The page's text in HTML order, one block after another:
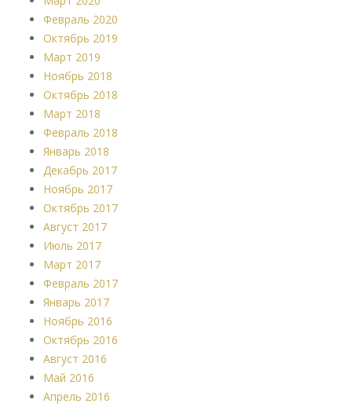
Февраль 2020
Октябрь 2019
Март 2019
Ноябрь 2018
Октябрь 2018
Март 2018
Февраль 2018
Январь 2018
Декабрь 2017
Ноябрь 2017
Октябрь 2017
Август 2017
Июль 2017
Март 2017
Февраль 2017
Январь 2017
Ноябрь 2016
Октябрь 2016
Август 2016
Май 2016
Апрель 2016